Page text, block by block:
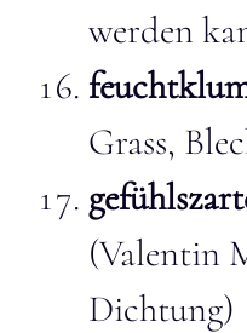
werden
Grass,
(Valentin
Dichtung)